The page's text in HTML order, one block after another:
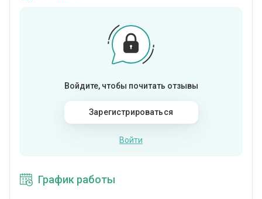
Войдите, чтобы почитать отзывы
Зарегистрироваться
Войти
График работы